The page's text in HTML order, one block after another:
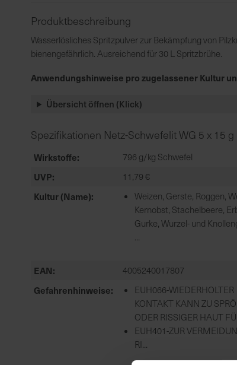
springen
Produktbeschreibung
Wasserlösliches Spritzpulver zur Bekämpfung von
bienengefährlich. Ausreichend für 30 L Spritzbrühe.
Anwendungshinweise pro zugelassener Kultur
Übersicht öffnen (Klick)
Spezifikationen Netz-Schwefelit WG 5 x 15 g
Wirkstoffe 796 g/kg Schwefel
UVP 11,79 €
Kultur (Name)
Weizen, Gerste, Roggen,
Kernobst, Stachelbeere,
Gurke, Wurzel- und
...
EAN 4005240017807
Gefahrenhinweise
EUH066-WIEDERHOLTER
KONTAKT KANN ZU
ODER RISSIGER HAUT
EUH401-ZUR
RI...